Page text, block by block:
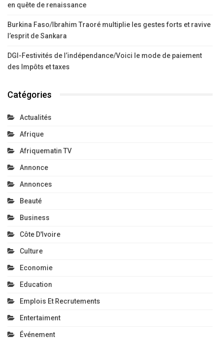
en quête de renaissance
Burkina Faso/Ibrahim Traoré multiplie les gestes forts et ravive
l’esprit de Sankara
DGI-Festivités de l’indépendance/Voici le mode de paiement
des Impôts et taxes
Catégories
Actualités
Afrique
Afriquematin TV
Annonce
Annonces
Beauté
Business
Côte D'Ivoire
Culture
Economie
Education
Emplois Et Recrutements
Entertaiment
Événement